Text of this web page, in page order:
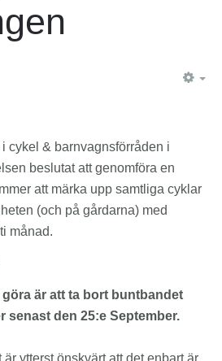
cykel & barnvagnsförråden i
beslutat att genomföra en
att märka upp samtliga cyklar
(och på gårdarna) med
månad.
är att ta bort buntbandet
senast den 25:e September.
ytterst önskvärt att det enbart är